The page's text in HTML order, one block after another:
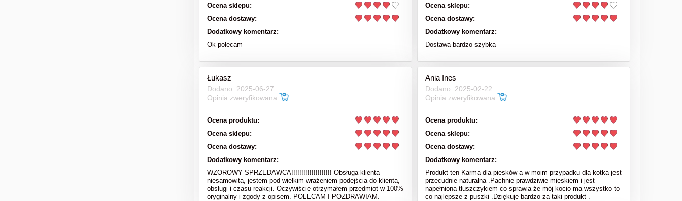
Ocena sklepu:
Ocena dostawy:
Dodatkowy komentarz:
Ok polecam
Ocena sklepu:
Ocena dostawy:
Dodatkowy komentarz:
Dostawa bardzo szybka
Łukasz
Dodano: 2025-06-27
Opinia zweryfikowana
Ocena produktu:
Ocena sklepu:
Ocena dostawy:
Dodatkowy komentarz:
WZOROWY SPRZEDAWCA!!!!!!!!!!!!!!!!!!!! Obsługa klienta
niesamowita, jestem pod wielkim wrażeniem podejścia do klienta,
obsługi i czasu reakcji. Oczywiście otrzymałem przedmiot w 100%
oryginalny i zgody z opisem. POLECAM I POZDRAWIAM.
Ania Ines
Dodano: 2025-02-22
Opinia zweryfikowana
Ocena produktu:
Ocena sklepu:
Ocena dostawy:
Dodatkowy komentarz:
Produkt ten Karma dla piesków a w moim przypadku dla kotka jest
przecudnie naturalna .Pachnie prawdziwie mięskiem i jest
napełnioną tłuszczykiem co sprawia że mój kocio ma wszystko to
co najlepsze z puszki .Dziękuję bardzo za taki produkt .